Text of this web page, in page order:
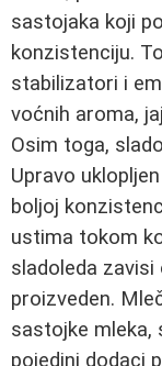
sastojaka koji
konzistenciju.
stabilizatori i
voćnih aroma,
Osim toga,
Upravo
boljoj
ustima tokom
sladoleda
proizveden.
sastojke mleka,
pojedini dodaci